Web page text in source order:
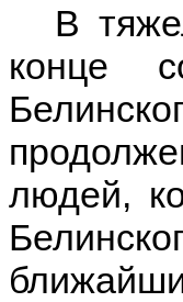
В
конце
людей,